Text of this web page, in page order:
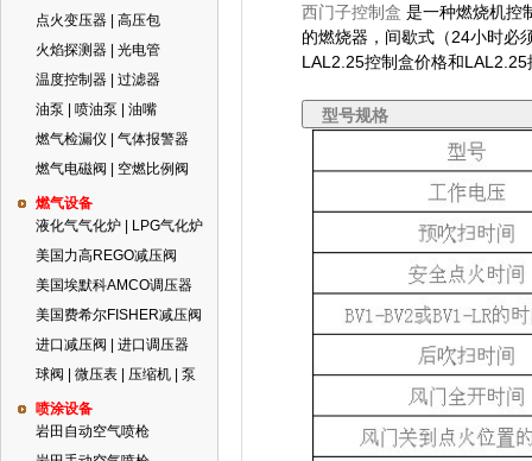
点火变压器 | 高压包
火焰探测器 | 光电管
温度控制器 | 过滤器
油泵 | 喷油泵 | 油嘴
燃气检漏仪 | 气体报警器
燃气电磁阀 | 空燃比例阀
燃气设备
液化气气化炉 | LPG气化炉
美国力高REGO减压阀
美国埃默科AMCO调压器
美国费希尔FISHER减压阀
进口减压阀 | 进口调压器
球阀 | 微压表 | 压缩机 | 泵
喷涂设备
岩田自动空气喷枪
西门子控制盒 是一种燃烧机控
的燃烧器，间歇式（24小时必
LAL2.25控制盒价格和
型号规格